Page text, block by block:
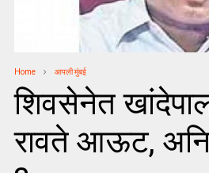
Home आपली मुंबई
शिवसेनेत
रावते आऊट,